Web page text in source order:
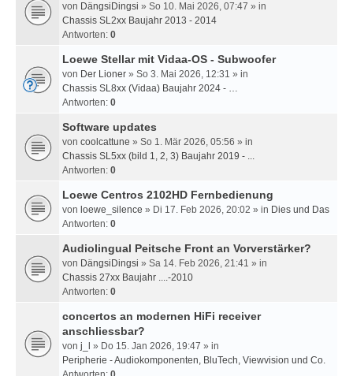
von DängsiDingsi » So 10. Mai 2026, 07:47 » in
Chassis SL2xx Baujahr 2013 - 2014
Antworten: 0
Loewe Stellar mit Vidaa-OS - Subwoofer
von Der Lioner » So 3. Mai 2026, 12:31 » in
Chassis SL8xx (Vidaa) Baujahr 2024 - …
Antworten: 0
Software updates
von coolcattune » So 1. Mär 2026, 05:56 » in
Chassis SL5xx (bild 1, 2, 3) Baujahr 2019 - ...
Antworten: 0
Loewe Centros 2102HD Fernbedienung
von loewe_silence » Di 17. Feb 2026, 20:02 » in Dies und Das
Antworten: 0
Audiolingual Peitsche Front an Vorverstärker?
von DängsiDingsi » Sa 14. Feb 2026, 21:41 » in
Chassis 27xx Baujahr ....-2010
Antworten: 0
concertos an modernen HiFi receiver
anschliessbar?
von j_l
» Do 15. Jan 2026, 19:47 » in
Peripherie - Audiokomponenten, BluTech, Viewvision und Co.